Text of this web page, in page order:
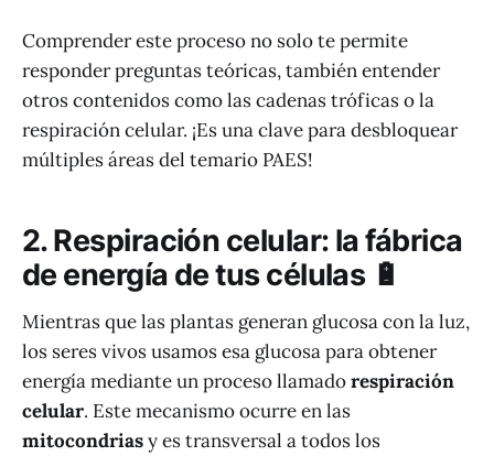
Comprender este proceso no solo te permite
responder preguntas teóricas, también entender
otros contenidos como las cadenas tróficas o la
respiración celular. ¡Es una clave para desbloquear
múltiples áreas del temario PAES!
2. Respiración celular: la fábrica
de energía de tus células 🔋
Mientras que las plantas generan glucosa con la luz,
los seres vivos usamos esa glucosa para obtener
energía mediante un proceso llamadorespiración
celular. Este mecanismo ocurre en las
mitocondriasy es transversal a todos los